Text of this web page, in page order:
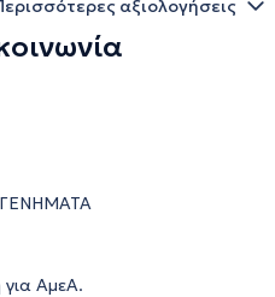
αξιολογήσεις
ΑμεΑ.